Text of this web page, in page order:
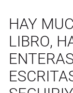
HAY
LIBRO,